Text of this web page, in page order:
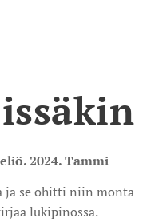
2024. Tammi
ja se ohitti niin monta
lukipinossa.